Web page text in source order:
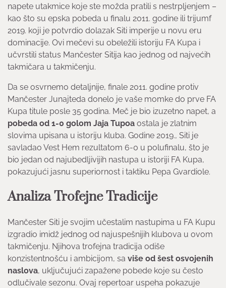
napete utakmice koje ste možda pratili s nestrpljenjem –
kao što su epska pobeda u finalu 2011. godine ili trijumf
2019. koji je potvrdio dolazak Siti imperije u novu eru
dominacije. Ovi mečevi su obeležili istoriju FA Kupa i
učvrstili status Mančester Sitija kao jednog od najvećih
takmičara u takmičenju.
Da se osvrnemo detaljnije, finale 2011. godine protiv
Mančester Junajteda donelo je vaše momke do prve FA
Kupa titule posle 35 godina. Meč je bio izuzetno napet, a
pobeda od 1-0 golom Jaja Tupoa ostala je zlatnim
slovima upisana u istoriju kluba. Godine 2019., Siti je
savladao Vest Hem rezultatom 6-0 u polufinalu, što je
bio jedan od najubedljivijih nastupa u istoriji FA Kupa,
pokazujući jasnu superiornost i taktiku Pepa Gvardiole.
Analiza Trofejne Tradicije
Mančester Siti je svojim učestalim nastupima u FA Kupu
izgradio imidž jednog od najuspešnijih klubova u ovom
takmičenju. Njihova trofejna tradicija odiše
konzistentnošću i ambicijom, sa više od šest osvojenih
naslova, uključujući zapažene pobede koje su često
odlučivale sezonu. Ovaj repertoar uspeha pokazuje